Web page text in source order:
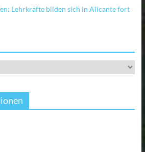
Lehrkräfte bilden sich in Alicante fort